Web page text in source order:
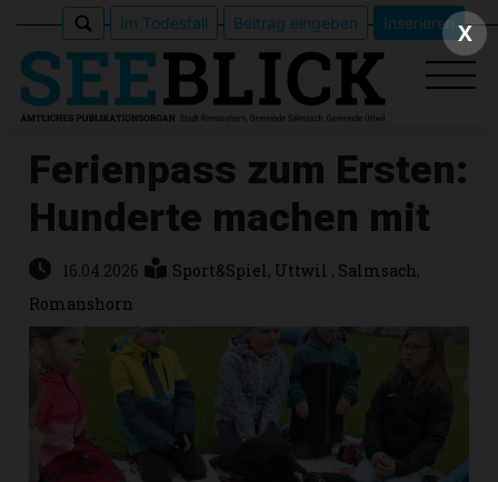
Epaper
Veranstaltungen
Erlebnisführer
Im Todesfall Beitrag eingeben Inserieren
Ferienpass zum Ersten:
Hunderte machen mit
16.04.2026 Sport&Spiel, Uttwil , Salmsach,
Romanshorn
X